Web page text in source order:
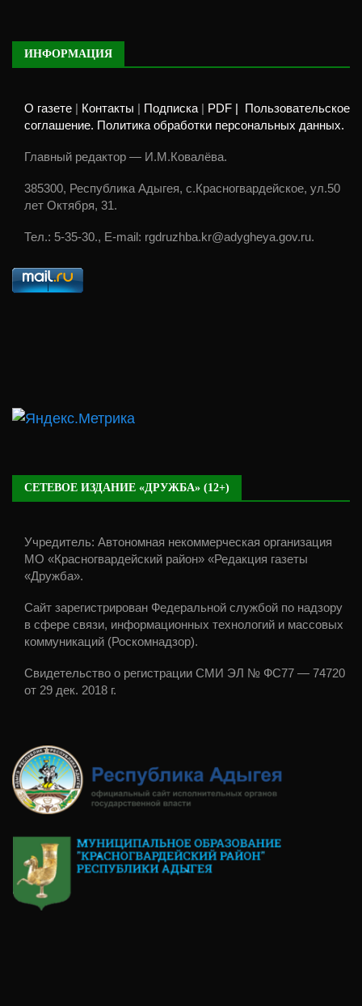
ИНФОРМАЦИЯ
О газете Контакты Подписка PDF |
Пользовательское
соглашение. Политика обработки персональных данных.
Главный редактор — И.М.Ковалёва.
385300, Республика Адыгея, с.Красногвардейское, ул.50
лет Октября, 31.
Тел.: 5-35-30., E-mail: rgdruzhba.kr@adygheya.gov.ru.
СЕТЕВОЕ ИЗДАНИЕ «ДРУЖБА» (12+)
Учредитель: Автономная некоммерческая организация
МО «Красногвардейский район» «Редакция газеты
«Дружба».
Сайт зарегистрирован Федеральной службой по надзору
в сфере связи, информационных технологий и массовых
коммуникаций (Роскомнадзор).
Свидетельство о регистрации СМИ ЭЛ № ФС77 — 74720
от 29 дек. 2018 г.